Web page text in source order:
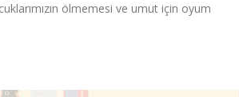
ölmemesi ve umut için oyum